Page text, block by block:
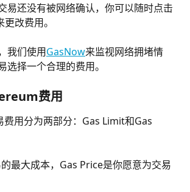
易还没有被网络确认，你可以随时点击
改费用。
我们使用GasNow来监视网络拥堵情
选择一个合理的费用。
费用
用分为两部分：Gas Limit和Gas
最大成本，Gas Price是你愿意为交易